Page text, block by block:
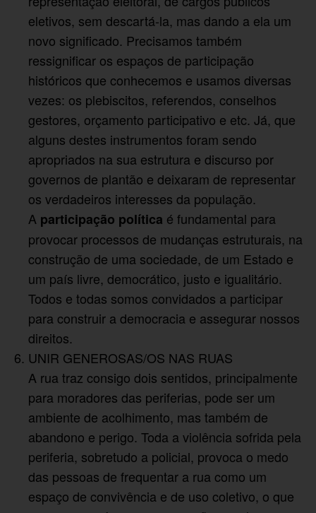
eletivos, sem descartá-la, mas dando a ela um
novo significado. Precisamos também
ressignificar os espaços de participação
históricos que conhecemos e usamos diversas
vezes: os plebiscitos, referendos, conselhos
gestores, orçamento participativo e etc. Já, que
alguns destes instrumentos foram sendo
apropriados na sua estrutura e discurso por
governos de plantão e deixaram de representar
os verdadeiros interesses da população.
A participação política é fundamental para
provocar processos de mudanças estruturais, na
construção de uma sociedade, de um Estado e
um país livre, democrático, justo e igualitário.
Todos e todas somos convidados a participar
para construir a democracia e assegurar nossos
direitos.
UNIR GENEROSAS/OS NAS RUAS
A rua traz consigo dois sentidos, principalmente
para moradores das periferias, pode ser um
ambiente de acolhimento, mas também de
abandono e perigo. Toda a violência sofrida pela
periferia, sobretudo a policial, provoca o medo
das pessoas de frequentar a rua como um
espaço de convivência e de uso coletivo, o que